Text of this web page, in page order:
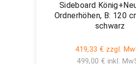
Sideboard
Ordnerhöhen, B: 120
schwarz
419,33 € zzgl.
499,00 € inkl.